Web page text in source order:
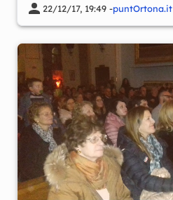
22/12/17, 19:49 -puntOrtona.it